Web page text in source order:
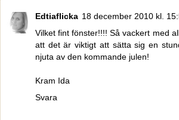
Edtiaflicka 18 december 2010 kl.
Vilket fint fönster!!!! Så vackert med
att det är viktigt att sätta sig en
njuta av den kommande julen!
Kram Ida
Svara